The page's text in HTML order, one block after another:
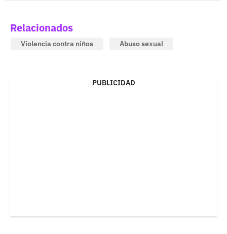
Relacionados
Violencia contra niños Abuso sexual
PUBLICIDAD